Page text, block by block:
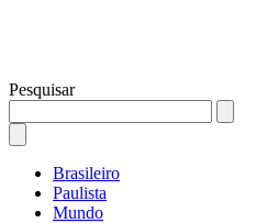
Pesquisar
Brasileiro
Paulista
Mundo